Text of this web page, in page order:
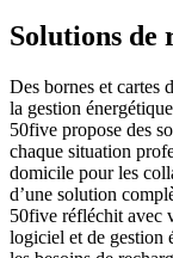
Solutions de
Des bornes et cartes
la gestion
50five propose des
chaque situation
domicile pour les
d’une solution
50five réfléchit avec
logiciel et de gestion